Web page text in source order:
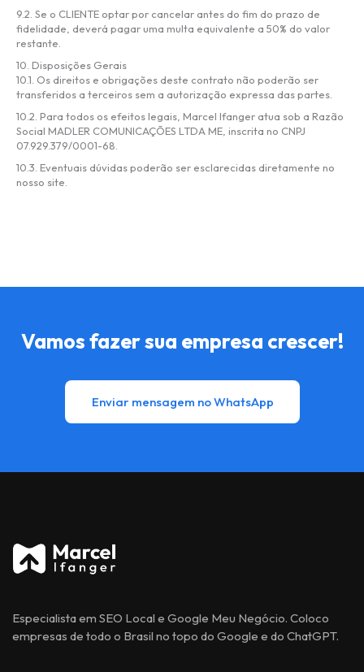
9.2. Se o CLIENTE optar por cancelar antes do fim do prazo de
fidelidade, deverá pagar uma multa equivalente a 50% do valor
restante.
10. Disposições Gerais
10.1. Os direitos e obrigações deste contrato não poderão ser
transferidos a terceiros sem a autorização expressa das partes.
10.2. Para todos os efeitos legais, Marcel Ifanger atua sob a Razão
Social MADLER COMUNICAÇÕES LTDA ME, inscrita no CNPJ
07.929.379/0001-68.
10.3. Eventuais dúvidas poderão ser esclarecidas diretamente no
nosso site.
Vamos fazer sua empresa crescer!
Enviar mensagem no WhatsApp
Especialista em SEO Local e Google Meu Negócio. Coloco
empresas de todo o Brasil no topo do Google e do ChatGPT.